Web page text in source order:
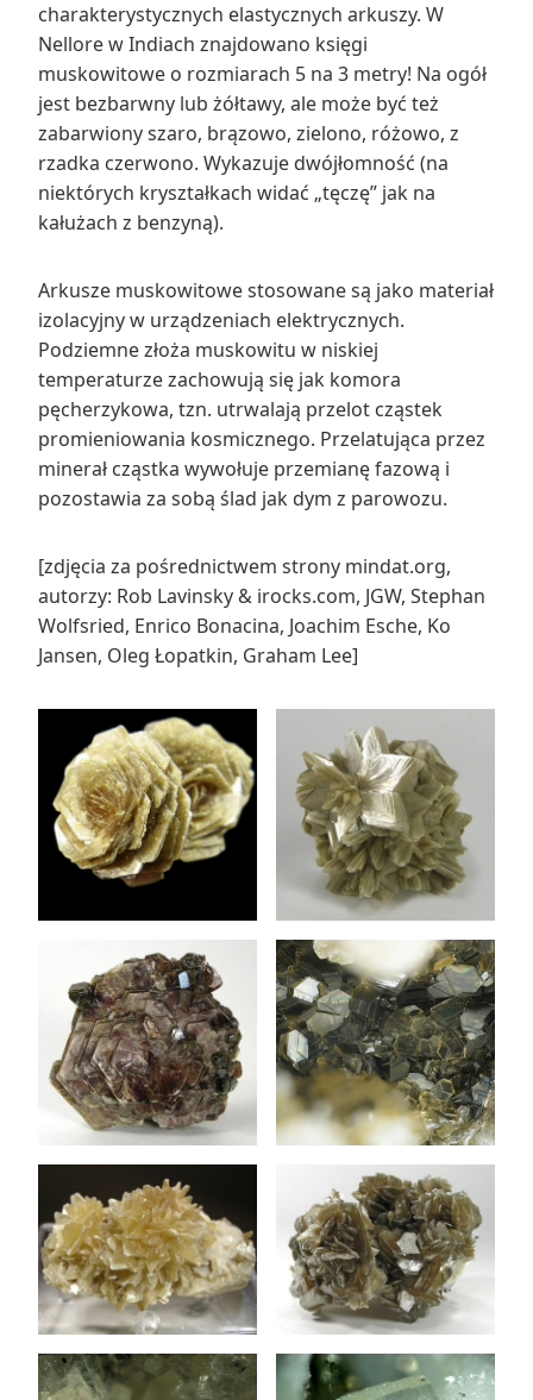
charakterystycznych elastycznych arkuszy. W
Nellore w Indiach znajdowano księgi
muskowitowe o rozmiarach 5 na 3 metry! Na ogół
jest bezbarwny lub żółtawy, ale może być też
zabarwiony szaro, brązowo, zielono, różowo, z
rzadka czerwono. Wykazuje dwójłomność (na
niektórych kryształkach widać „tęczę” jak na
kałużach z benzyną).
Arkusze muskowitowe stosowane są jako materiał
izolacyjny w urządzeniach elektrycznych.
Podziemne złoża muskowitu w niskiej
temperaturze zachowują się jak komora
pęcherzykowa, tzn. utrwalają przelot cząstek
promieniowania kosmicznego. Przelatująca przez
minerał cząstka wywołuje przemianę fazową i
pozostawia za sobą ślad jak dym z parowozu.
[zdjęcia za pośrednictwem strony mindat.org,
autorzy: Rob Lavinsky & irocks.com, JGW, Stephan
Wolfsried, Enrico Bonacina, Joachim Esche, Ko
Jansen, Oleg Łopatkin, Graham Lee]